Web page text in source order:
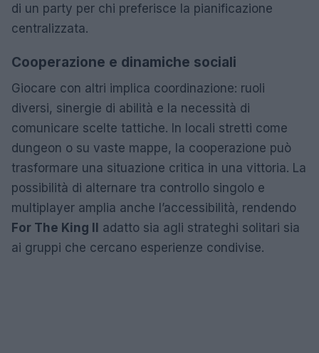
di un party per chi preferisce la pianificazione
centralizzata.
Cooperazione e dinamiche sociali
Giocare con altri implica coordinazione: ruoli
diversi, sinergie di abilità e la necessità di
comunicare scelte tattiche. In locali stretti come
dungeon o su vaste mappe, la cooperazione può
trasformare una situazione critica in una vittoria. La
possibilità di alternare tra controllo singolo e
multiplayer amplia anche l’accessibilità, rendendo
For The King II adatto sia agli strateghi solitari sia
ai gruppi che cercano esperienze condivise.